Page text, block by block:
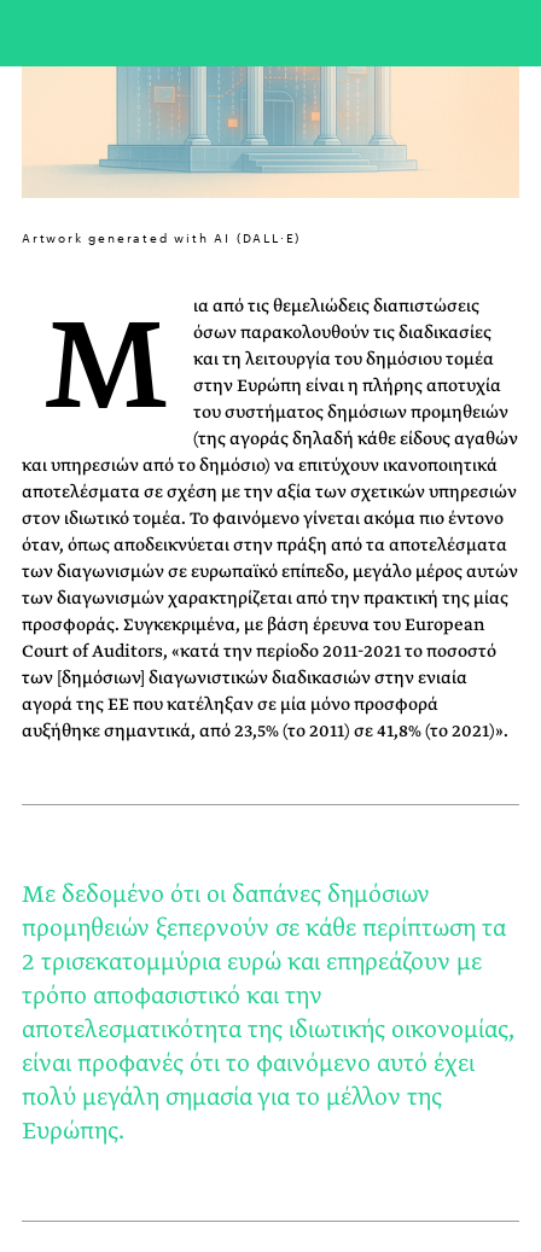
Artwork generated with AI (DALL·E)
Μ
ια από τις θεμελιώδεις διαπιστώσεις
όσων παρακολουθούν τις διαδικασίες
και τη λειτουργία του δημόσιου τομέα
στην Ευρώπη είναι η πλήρης αποτυχία
του συστήματος δημόσιων προμηθειών
(της αγοράς δηλαδή κάθε είδους αγαθών
και υπηρεσιών από το δημόσιο) να επιτύχουν ικανοποιητικά
αποτελέσματα σε σχέση με την αξία των σχετικών υπηρεσιών
στον ιδιωτικό τομέα. Το φαινόμενο γίνεται ακόμα πιο έντονο
όταν, όπως αποδεικνύεται στην πράξη από τα αποτελέσματα
των διαγωνισμών σε ευρωπαϊκό επίπεδο, μεγάλο μέρος αυτών
των διαγωνισμών χαρακτηρίζεται από την πρακτική της μίας
προσφοράς. Συγκεκριμένα, με βάση έρευνα του European
Court of Auditors, «κατά την περίοδο 2011-2021 το ποσοστό
των [δημόσιων] διαγωνιστικών διαδικασιών στην ενιαία
αγορά της ΕΕ που κατέληξαν σε μία μόνο προσφορά
αυξήθηκε σημαντικά, από 23,5% (το 2011) σε 41,8% (το 2021)».
Με δεδομένο ότι οι δαπάνες δημόσιων
προμηθειών ξεπερνούν σε κάθε περίπτωση τα
2 τρισεκατομμύρια ευρώ και επηρεάζουν με
τρόπο αποφασιστικό και την
αποτελεσματικότητα της ιδιωτικής οικονομίας,
είναι προφανές ότι το φαινόμενο αυτό έχει
πολύ μεγάλη σημασία για το μέλλον της
Ευρώπης.